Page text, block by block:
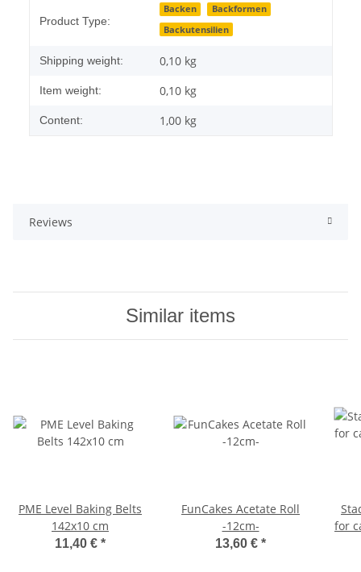
Product Type:
Backen
Backformen
Backutensilien
Shipping weight: 0,10 kg
Item weight: 0,10 kg
Content: 1,00 kg
Reviews
Similar items
PME Level Baking Belts
142x10 cm
11,40 € *
FunCakes Acetate Roll
-12cm-
13,60 € *
Stadter
for